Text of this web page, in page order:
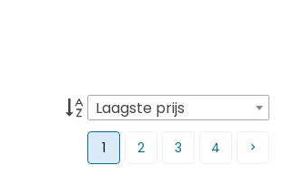
Laagste prijs
1 2 3 4